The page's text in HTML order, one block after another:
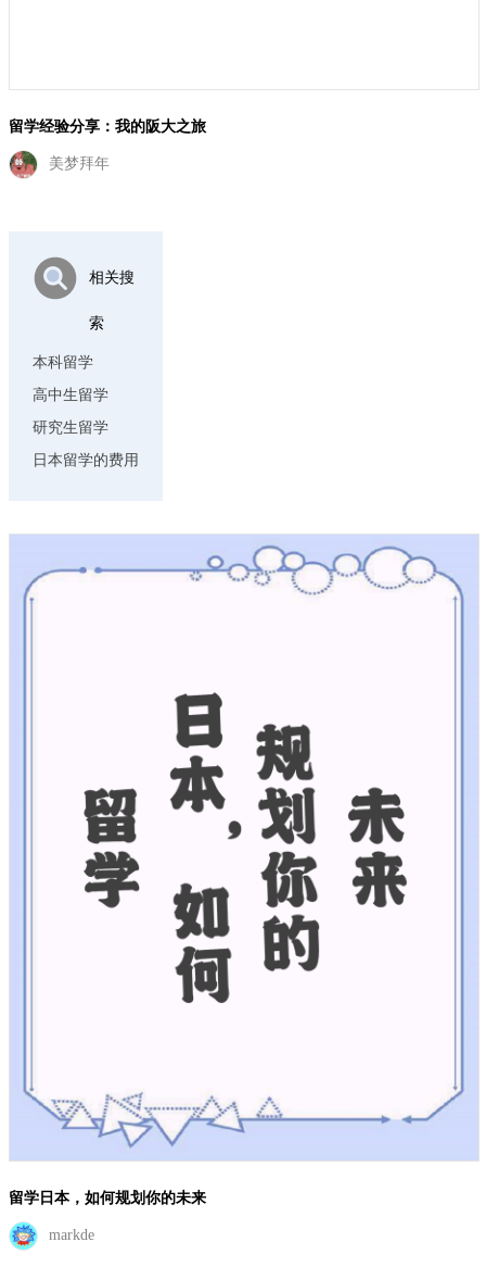
留学日本，如何规划你的未来
markde
留学日本：我的真实建议
海之懒